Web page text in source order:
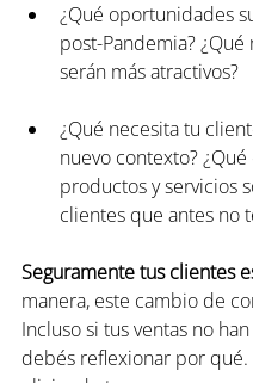
¿Qué oportunidades
post-Pandemia?
serán más atractivos?
¿Qué necesita tu
nuevo contexto?
productos y servicios
clientes que antes no
Seguramente tus clientes
manera, este cambio de
Incluso si tus ventas no
debés reflexionar por qué.